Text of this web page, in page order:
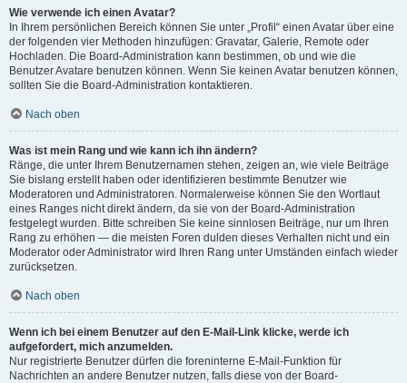
Wie verwende ich einen Avatar?
In Ihrem persönlichen Bereich können Sie unter „Profil“ einen Avatar über eine
der folgenden vier Methoden hinzufügen: Gravatar, Galerie, Remote oder
Hochladen. Die Board-Administration kann bestimmen, ob und wie die
Benutzer Avatare benutzen können. Wenn Sie keinen Avatar benutzen können,
sollten Sie die Board-Administration kontaktieren.
Nach oben
Was ist mein Rang und wie kann ich ihn ändern?
Ränge, die unter Ihrem Benutzernamen stehen, zeigen an, wie viele Beiträge
Sie bislang erstellt haben oder identifizieren bestimmte Benutzer wie
Moderatoren und Administratoren. Normalerweise können Sie den Wortlaut
eines Ranges nicht direkt ändern, da sie von der Board-Administration
festgelegt wurden. Bitte schreiben Sie keine sinnlosen Beiträge, nur um Ihren
Rang zu erhöhen — die meisten Foren dulden dieses Verhalten nicht und ein
Moderator oder Administrator wird Ihren Rang unter Umständen einfach wieder
zurücksetzen.
Nach oben
Wenn ich bei einem Benutzer auf den E-Mail-Link klicke, werde ich
aufgefordert, mich anzumelden.
Nur registrierte Benutzer dürfen die foreninterne E-Mail-Funktion für
Nachrichten an andere Benutzer nutzen, falls diese von der Board-